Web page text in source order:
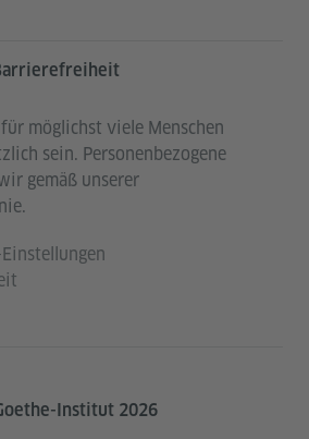
möglichst viele Menschen
sein. Personenbezogene
gemäß unserer
Institut 2026